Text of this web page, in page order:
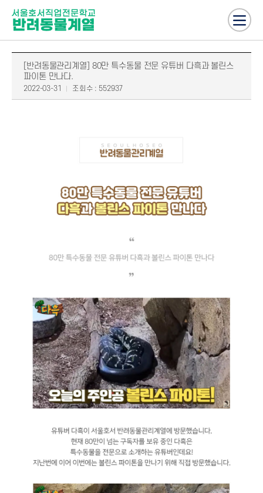
[반려동물관리계열] 80만 특수동물 전문 유튜버 다흑과 볼린스
파이톤 만나다.
2022-03-31 조회수 : 552937